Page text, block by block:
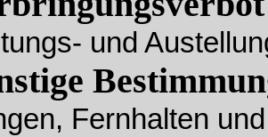
und
Fernhalten